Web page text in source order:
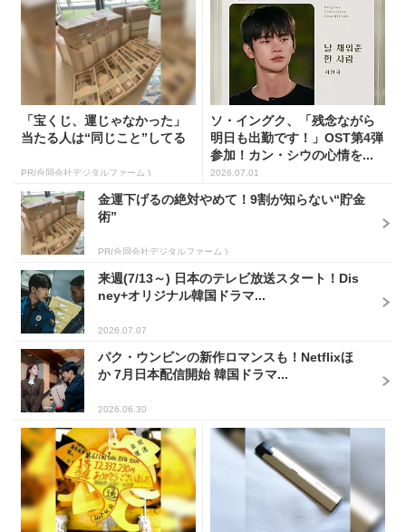
「宝くじ、運じゃなかった」
当たる人は“同じこと”してる
PR(合同会社デジタルファーム )
ソ・イングク、「残念ながら
明日も出勤です！」OST第4弾
参加！カン・シウの心情を...
2026.07.01
金運下げるの絶対やめて！9割が知らない“貯金
術”
PR(合同会社デジタルファーム )
来週(7/13～) 日本のテレビ放送スタート！Dis
ney+オリジナル韓国ドラマ...
2026.07.07
パク・ウンビンの新作ロマンスも！Netflixほ
か 7月日本配信開始 韓国ドラマ...
2026.06.30